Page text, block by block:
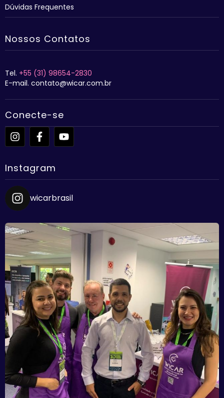
Dúvidas Frequentes
Nossos Contatos
Tel. +55 (31) 98654-2830
E-mail. contato@wicar.com.br
Conecte-se
Instagram
wicarbrasil